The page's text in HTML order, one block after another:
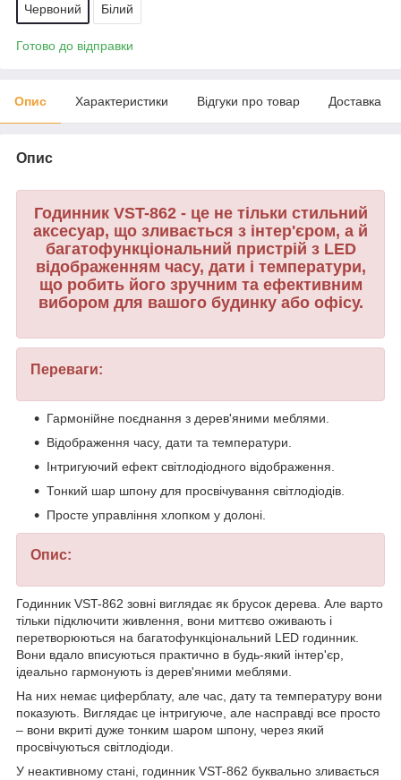
Червоний Білий
Готово до відправки
Опис Характеристики Відгуки про товар Доставка
Опис
Годинник VST-862 - це не тільки стильний
аксесуар, що зливається з інтер'єром, а й
багатофункціональний пристрій з LED
відображенням часу, дати і температури,
що робить його зручним та ефективним
вибором для вашого будинку або офісу.
Переваги:
Гармонійне поєднання з дерев'яними меблями.
Відображення часу, дати та температури.
Інтригуючий ефект світлодіодного відображення.
Тонкий шар шпону для просвічування світлодіодів.
Просте управління хлопком у долоні.
Опис:
Годинник VST-862 зовні виглядає як брусок дерева. Але варто
тільки підключити живлення, вони миттєво оживають і
перетворюються на багатофункціональний LED годинник.
Вони вдало вписуються практично в будь-який інтер'єр,
ідеально гармонують із дерев'яними меблями.
На них немає циферблату, але час, дату та температуру вони
показують. Виглядає це інтригуюче, але насправді все просто
– вони вкриті дуже тонким шаром шпону, через який
просвічуються світлодіоди.
У неактивному стані, годинник VST-862 буквально зливається